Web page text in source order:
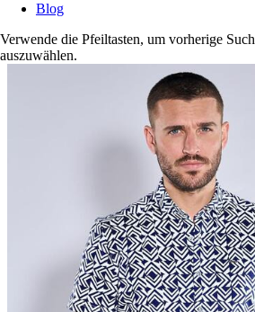
Blog
Verwende die Pfeiltasten, um vorherige
auszuwählen.